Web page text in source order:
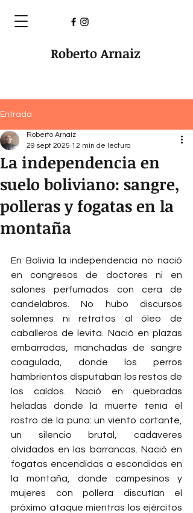
Roberto Arnaiz
Entrada
La independencia en
suelo boliviano: sangre,
polleras y fogatas en la
montaña
Roberto Arnaiz
29 sept 2025 12 min de lectura
En Bolivia la independencia no nació
en congresos de doctores ni en
salones perfumados con cera de
candelabros. No hubo discursos
solemnes ni retratos al óleo de
caballeros de levita. Nació en plazas
embarradas, manchadas de sangre
coagulada, donde los perros
hambrientos disputaban los restos de
los caídos. Nació en quebradas
heladas donde la muerte tenía el
rostro de la puna: un viento cortante,
un silencio brutal, cadáveres
olvidados en las barrancas. Nació en
fogatas encendidas a escondidas en
la montaña, donde campesinos y
mujeres con pollera discutían el
próximo ataque mientras los ejércitos